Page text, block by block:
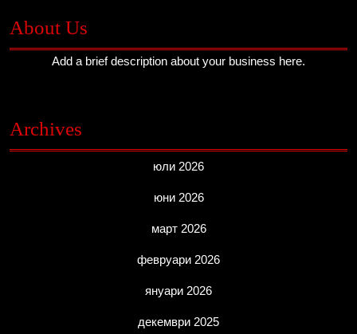
About Us
Add a brief description about your business here.
Archives
юли 2026
юни 2026
март 2026
февруари 2026
януари 2026
декември 2025